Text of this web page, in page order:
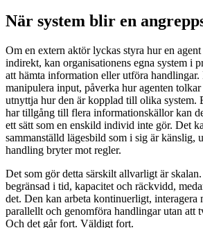
När system blir en
Om en extern aktör lyckas styra hur en
indirekt, kan organisationens egna system i
att hämta information eller utföra
manipulera input, påverka hur agenten
utnyttja hur den är kopplad till olika system.
har tillgång till flera informationskällor kan
ett sätt som en enskild individ inte gör. Det
sammanställd lägesbild som i sig är känslig,
handling bryter mot regler.
Det som gör detta särskilt allvarligt är
begränsad i tid, kapacitet och räckvidd,
det. Den kan arbeta kontinuerligt, interagera
parallellt och genomföra handlingar utan att
Och det går fort. Väldigt fort.